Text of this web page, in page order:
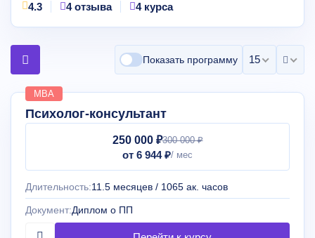
4.3 4 отзыва 4 курса
Показать программу 15 на
MBA
Психолог-консультант
250 000 ₽300 000 ₽
от 6 944 ₽
Длительность:11.5 месяцев / 1065 ак. часов
Документ:Диплом о ПП